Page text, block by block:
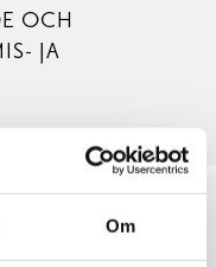
Om
OCH
JA